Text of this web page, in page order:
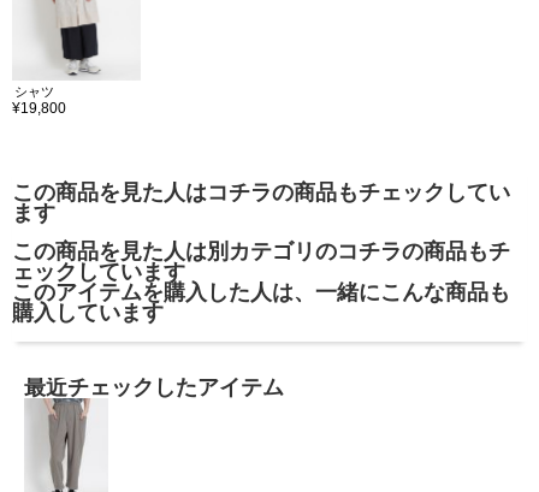
シャツ
¥19,800
この商品を見た人はコチラの商品もチェックしてい
ます
この商品を見た人は別カテゴリのコチラの商品もチ
ェックしています
このアイテムを購入した人は、一緒にこんな商品も
購入しています
最近チェックしたアイテム